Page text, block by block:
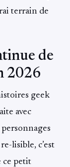
terrain de
de
2026
geek
avec
lisible, c’est
ce petit